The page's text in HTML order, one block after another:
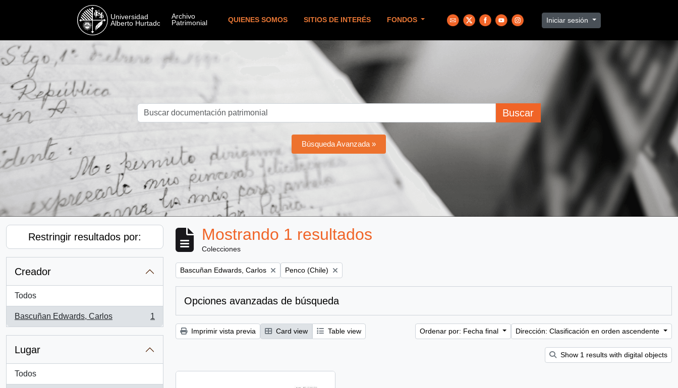
QUIENES SOMOS SITIOS DE INTERÉS FONDOS Iniciar sesión
Buscar
Búsqueda Avanzada »
Restringir resultados por:
Creador
Todos
Bascuñan Edwards, Carlos
, 1 resultados
1
Lugar
Todos
Mostrando 1 resultados
Colecciones
Remove filter:
Bascuñan Edwards, Carlos Remove filter:
Penco (Chile)
Opciones avanzadas de búsqueda
Imprimir vista previa Card view Table view Ordenar por: Fecha final Dirección: Clasificación en orden ascendente
Show 1 results with digital objects